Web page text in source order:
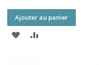
Ajouter au panier
AJOUTER